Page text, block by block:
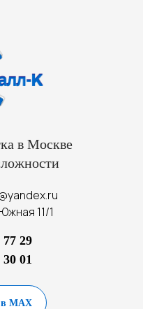
в Москве
11/1
77 29
30 01
в MAX